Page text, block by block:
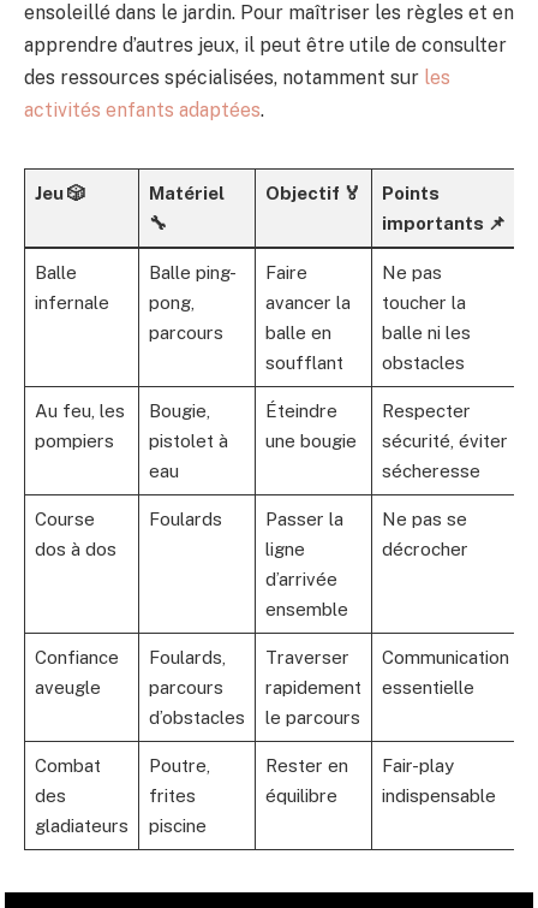
ensoleillé dans le jardin. Pour maîtriser les règles et en
apprendre d’autres jeux, il peut être utile de consulter
des ressources spécialisées, notamment sur les
activités enfants adaptées.
Jeu 🎲
Matériel
🔧
Objectif 🏅
Points
importants 📌
Balle
infernale
Balle ping-
pong,
parcours
Faire
avancer la
balle en
soufflant
Ne pas
toucher la
balle ni les
obstacles
Au feu, les
pompiers
Bougie,
pistolet à
eau
Éteindre
une bougie
Respecter
sécurité, éviter
sécheresse
Course
dos à dos
Foulards
Passer la
ligne
d’arrivée
ensemble
Ne pas se
décrocher
Confiance
aveugle
Foulards,
parcours
d’obstacles
Traverser
rapidement
le parcours
Communication
essentielle
Combat
des
gladiateurs
Poutre,
frites
piscine
Rester en
équilibre
Fair-play
indispensable